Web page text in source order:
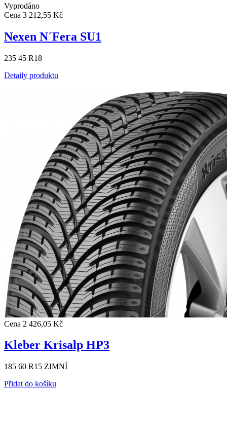
Vyprodáno
Cena 3 212,55 Kč
Nexen N´Fera SU1
235 45 R18
Detaily produktu
Cena 2 426,05 Kč
Kleber Krisalp HP3
185 60 R15 ZIMNÍ
Přidat do košíku